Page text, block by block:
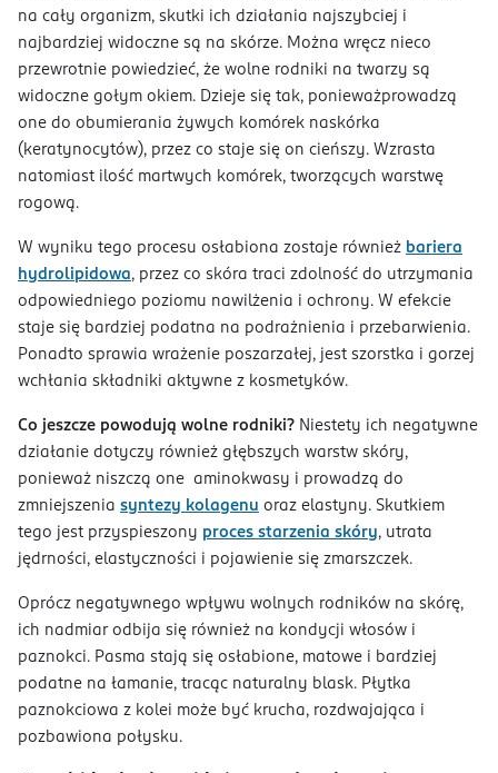
na cały organizm, skutki ich działania najszybciej i
najbardziej widoczne są na skórze. Można wręcz nieco
przewrotnie powiedzieć, że wolne rodniki na twarzy są
widoczne gołym okiem. Dzieje się tak, ponieważprowadzą
one do obumierania żywych komórek naskórka
(keratynocytów), przez co staje się on cieńszy. Wzrasta
natomiast ilość martwych komórek, tworzących warstwę
rogową.
W wyniku tego procesu osłabiona zostaje również bariera
hydrolipidowa, przez co skóra traci zdolność do utrzymania
odpowiedniego poziomu nawilżenia i ochrony. W efekcie
staje się bardziej podatna na podrażnienia i przebarwienia.
Ponadto sprawia wrażenie poszarzałej, jest szorstka i gorzej
wchłania składniki aktywne z kosmetyków.
Co jeszcze powodują wolne rodniki? Niestety ich negatywne
działanie dotyczy również głębszych warstw skóry,
ponieważ niszczą one aminokwasy i prowadzą do
zmniejszenia syntezy kolagenu oraz elastyny. Skutkiem
tego jest przyspieszony proces starzenia skóry, utrata
jędrności, elastyczności i pojawienie się zmarszczek.
Oprócz negatywnego wpływu wolnych rodników na skórę,
ich nadmiar odbija się również na kondycji włosów i
paznokci. Pasma stają się osłabione, matowe i bardziej
podatne na łamanie, tracąc naturalny blask. Płytka
paznokciowa z kolei może być krucha, rozdwajająca i
pozbawiona połysku.